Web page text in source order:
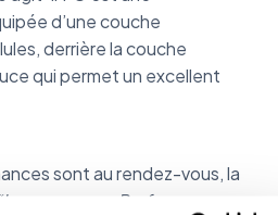
d’une couche
derrière la couche
qui permet un excellent
sont au rendez-vous, la
“Les panneaux Performance